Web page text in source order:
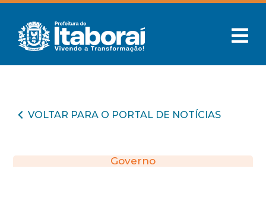
VOLTAR PARA O PORTAL DE NOTÍCIAS
Governo